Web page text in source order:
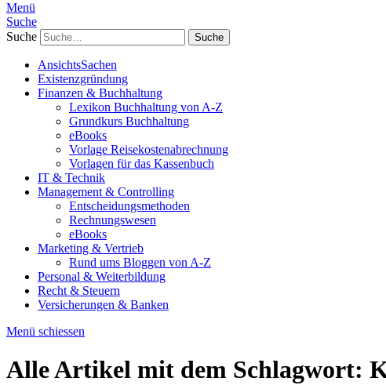
Menü
Suche
Suche
AnsichtsSachen
Existenzgründung
Finanzen & Buchhaltung
Lexikon Buchhaltung von A-Z
Grundkurs Buchhaltung
eBooks
Vorlage Reisekostenabrechnung
Vorlagen für das Kassenbuch
IT & Technik
Management & Controlling
Entscheidungsmethoden
Rechnungswesen
eBooks
Marketing & Vertrieb
Rund ums Bloggen von A-Z
Personal & Weiterbildung
Recht & Steuern
Versicherungen & Banken
Menü schiessen
Alle Artikel mit dem Schlagwort: